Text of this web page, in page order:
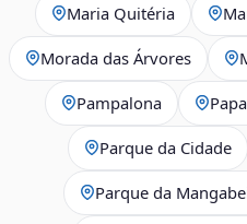
Maria Quitéria
Morada das Árvores
Pampalona
Parque da Cidade
Parque da